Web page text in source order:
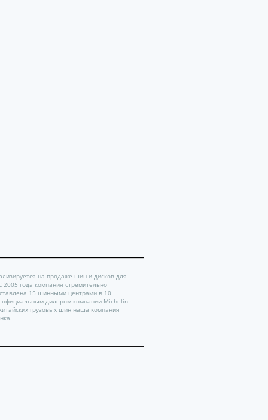
на продаже шин и дисков для
2005 года компания стремительно
15 шинными центрами в 10
официальным дилером компании Michelin
грузовых шин наша компания